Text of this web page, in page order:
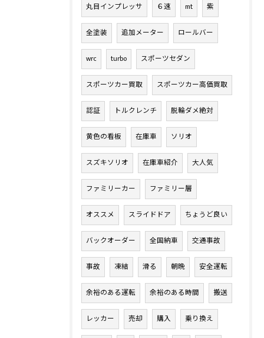
丸目インプレッサ ６速 mt 紫
全塗装 追加メーター ロールバー
wrc turbo スポーツセダン
スポーツカー買取 スポーツカー高価買取
認証 トルクレンチ 脱輪ダメ絶対
黄色の看板 在庫車 ソリオ
スズキソリオ 在庫車紹介 大人気
ファミリーカー ファミリー層
オススメ スライドドア ちょうど良い
バックオーダー 全国納車 交通事故
事故 凍結 滑る 朝晩 安全運転
余裕のある運転 余裕のある時間 搬送
レッカー 売却 購入 乗り換え